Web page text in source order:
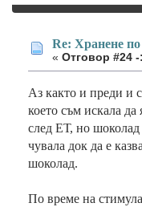
Re: Хранене
« Отговор #24 -:
Аз както и преди и
което съм искала
след ЕТ, но
чувала док да е
шоколад.
По време на